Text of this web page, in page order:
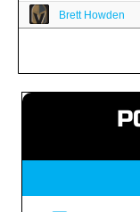
Brett Howden